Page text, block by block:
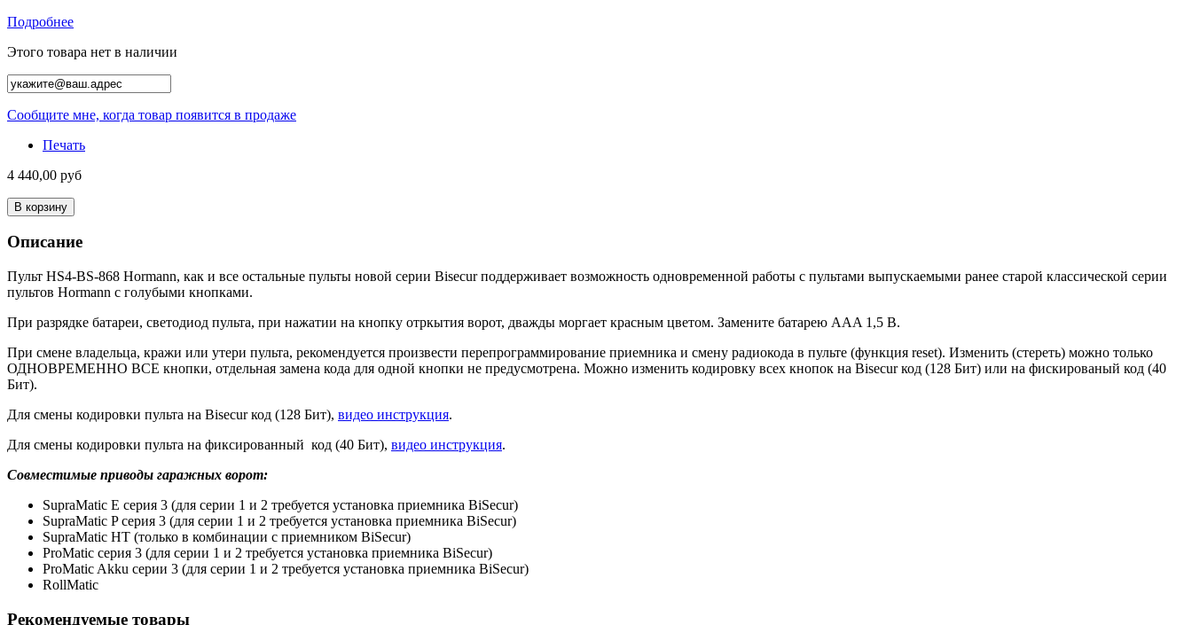
Подробнее
Этого товара нет в наличии
Сообщите мне, когда товар появится в продаже
Печать
4 440,00 руб
В корзину
Описание
Пульт HS4-BS-868 Hormann, как и все остальные пульты новой серии Bisecur поддерживает возможность одновременной работы с пультами выпускаемыми ранее старой классической серии
пультов Hormann с голубыми кнопками.
При разрядке батареи, светодиод пульта, при нажатии на кнопку отркытия ворот, дважды моргает красным цветом. Замените батарею AAA 1,5 B.
При смене владельца, кражи или утери пульта, рекомендуется произвести перепрограммирование приемника и смену радиокода в пульте (функция reset). Изменить (стереть) можно только
ОДНОВРЕМЕННО ВСЕ кнопки, отдельная замена кода для одной кнопки не предусмотрена. Можно изменить кодировку всех кнопок на Bisecur код (128 Бит) или на фискированый код (40
Бит).
Для смены кодировки пульта на Bisecur код (128 Бит), видео инструкция.
Для смены кодировки пульта на фиксированный код (40 Бит), видео инструкция.
Совместимые приводы гаражных ворот:
SupraMatic E серия 3 (для серии 1 и 2 требуется установка приемника BiSecur)
SupraMatic P серия 3 (для серии 1 и 2 требуется установка приемника BiSecur)
SupraMatic HT (только в комбинации с приемником BiSecur)
ProMatic серия 3 (для серии 1 и 2 требуется установка приемника BiSecur)
ProMatic Akku серии 3 (для серии 1 и 2 требуется установка приемника BiSecur)
RollMatic
Рекомендуемые товары